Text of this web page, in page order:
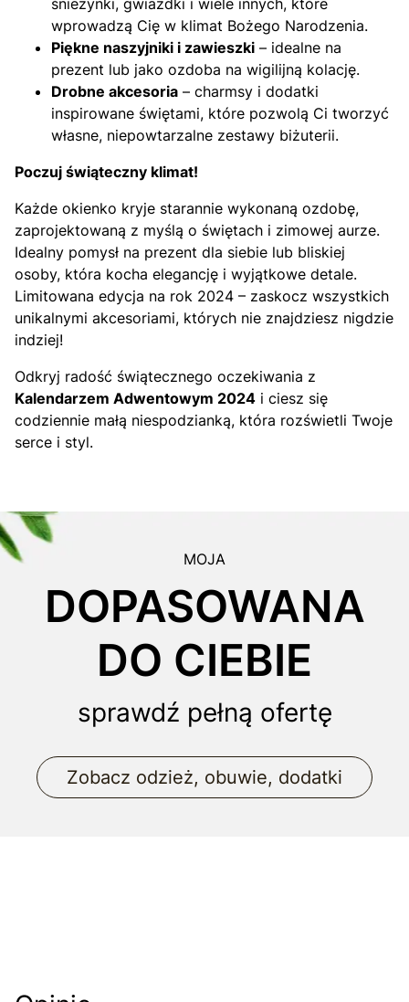
śnieżynki, gwiazdki i wiele innych, które
wprowadzą Cię w klimat Bożego Narodzenia.
Piękne naszyjniki i zawieszki – idealne na
prezent lub jako ozdoba na wigilijną kolację.
Drobne akcesoria – charmsy i dodatki
inspirowane świętami, które pozwolą Ci tworzyć
własne, niepowtarzalne zestawy biżuterii.
Poczuj świąteczny klimat!
Każde okienko kryje starannie wykonaną ozdobę,
zaprojektowaną z myślą o świętach i zimowej aurze.
Idealny pomysł na prezent dla siebie lub bliskiej
osoby, która kocha elegancję i wyjątkowe detale.
Limitowana edycja na rok 2024 – zaskocz wszystkich
unikalnymi akcesoriami, których nie znajdziesz nigdzie
indziej!
Odkryj radość świątecznego oczekiwania z
Kalendarzem Adwentowym 2024 i ciesz się
codziennie małą niespodzianką, która rozświetli Twoje
serce i styl.
MOJA
DOPASOWANA
DO CIEBIE
sprawdź pełną ofertę
Zobacz odzież, obuwie, dodatki